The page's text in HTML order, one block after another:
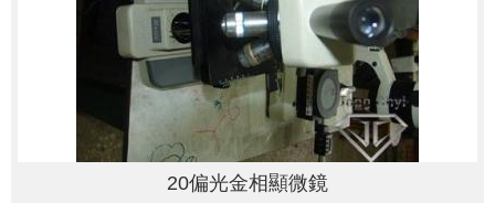
20偏光金相顯微鏡